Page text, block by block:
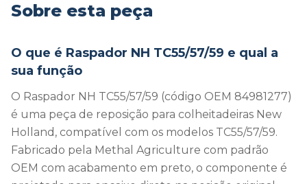
Sobre esta peça
O que é Raspador NH TC55/57/59 e qual a
sua função
O Raspador NH TC55/57/59 (código OEM 84981277)
é uma peça de reposição para colheitadeiras New
Holland, compatível com os modelos TC55/57/59.
Fabricado pela Methal Agriculture com padrão
OEM com acabamento em preto, o componente é